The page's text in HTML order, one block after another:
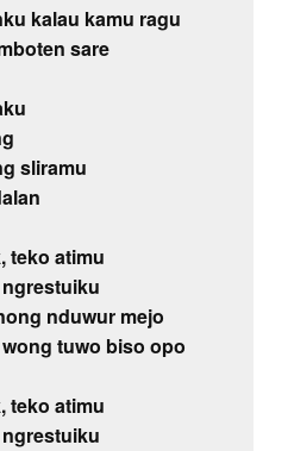
kalau kamu ragu
sare
sliramu
teko atimu
nduwur mejo
tuwo biso opo
teko atimu